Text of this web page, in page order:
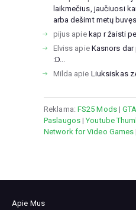
laikmečius, jaučiuosi
arba dešimt metų buvęs
pijus apie kap r žaisti
Elviss apie Kasnors dar
:D...
Milda apie Liuksiskas
Reklama: FS25 Mods|
Paslaugos|Youtube
Network for Video Games |
Apie Mus